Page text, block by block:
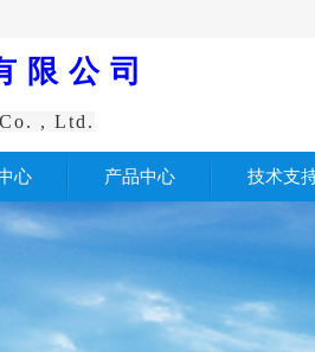
, Ltd.
限公司
心 产品中心 技术支